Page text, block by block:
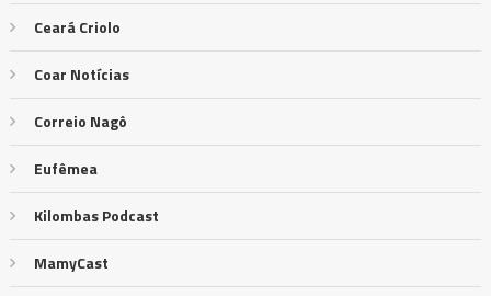
Ceará Criolo
Coar Notícias
Correio Nagô
Eufêmea
Kilombas Podcast
MamyCast